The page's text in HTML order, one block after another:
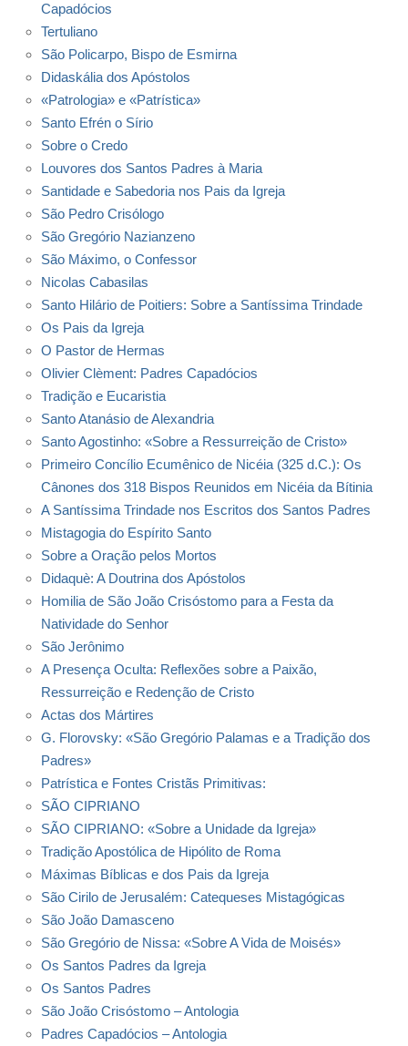
Capadócios
Tertuliano
São Policarpo, Bispo de Esmirna
Didaskália dos Apóstolos
«Patrologia» e «Patrística»
Santo Efrén o Sírio
Sobre o Credo
Louvores dos Santos Padres à Maria
Santidade e Sabedoria nos Pais da Igreja
São Pedro Crisólogo
São Gregório Nazianzeno
São Máximo, o Confessor
Nicolas Cabasilas
Santo Hilário de Poitiers: Sobre a Santíssima Trindade
Os Pais da Igreja
O Pastor de Hermas
Olivier Clèment: Padres Capadócios
Tradição e Eucaristia
Santo Atanásio de Alexandria
Santo Agostinho: «Sobre a Ressurreição de Cristo»
Primeiro Concílio Ecumênico de Nicéia (325 d.C.): Os
Cânones dos 318 Bispos Reunidos em Nicéia da Bítinia
A Santíssima Trindade nos Escritos dos Santos Padres
Mistagogia do Espírito Santo
Sobre a Oração pelos Mortos
Didaquè: A Doutrina dos Apóstolos
Homilia de São João Crisóstomo para a Festa da
Natividade do Senhor
São Jerônimo
A Presença Oculta: Reflexões sobre a Paixão,
Ressurreição e Redenção de Cristo
Actas dos Mártires
G. Florovsky: «São Gregório Palamas e a Tradição dos
Padres»
Patrística e Fontes Cristãs Primitivas:
SÃO CIPRIANO
SÃO CIPRIANO: «Sobre a Unidade da Igreja»
Tradição Apostólica de Hipólito de Roma
Máximas Bíblicas e dos Pais da Igreja
São Cirilo de Jerusalém: Catequeses Mistagógicas
São João Damasceno
São Gregório de Nissa: «Sobre A Vida de Moisés»
Os Santos Padres da Igreja
Os Santos Padres
São João Crisóstomo – Antologia
Padres Capadócios – Antologia